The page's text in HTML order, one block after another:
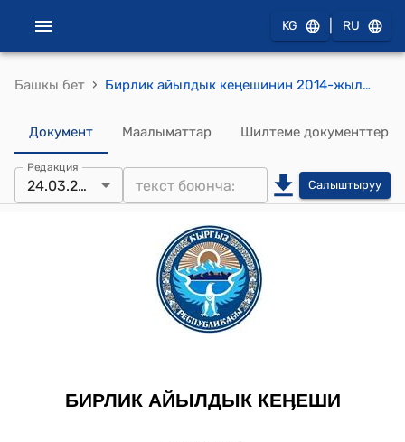
KG RU
Башкы бет › Бирлик айылдык кеңешинин 2014-жылдын 24-мартындагы № 9/9 "Бирлик айыл аймагынын айыл чарба жерлерин мамлекеттик Фондунун жерлерин пайдалануунун келечек планы жөнүндө" токтому
Документ Маалыматтар Шилтеме документтер
Редакция
24.03.2014 Салыштыруу